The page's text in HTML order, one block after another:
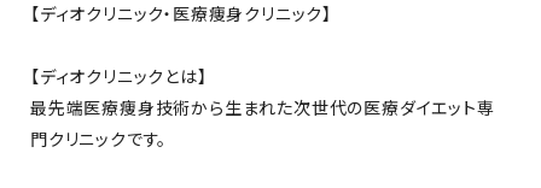
【ディオクリニック・医療痩身クリニック】
【ディオクリニックとは】
最先端医療痩身技術から生まれた次世代の医療ダイエット専
門クリニックです。